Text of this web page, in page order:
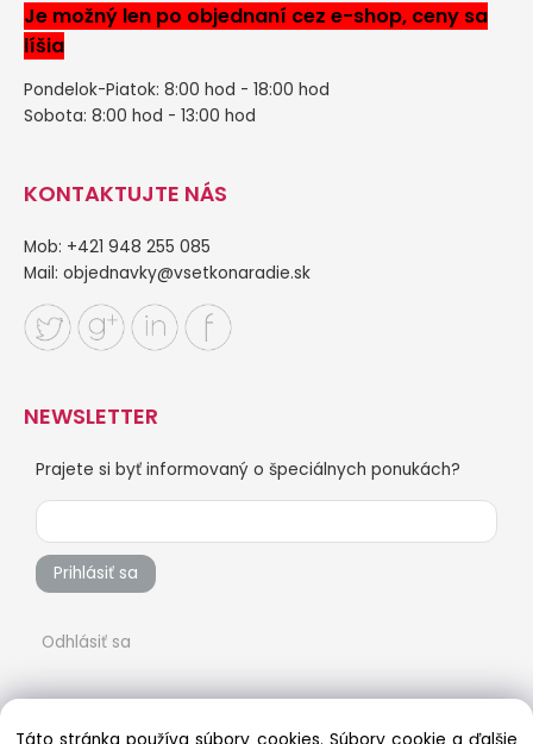
Je možný len po objednaní cez e-shop, ceny sa
líšia
Pondelok-Piatok: 8:00 hod - 18:00 hod
Sobota: 8:00 hod - 13:00 hod
KONTAKTUJTE NÁS
Mob: +421 948 255 085
Mail: objednavky@vsetkonaradie.sk
NEWSLETTER
Prajete si byť informovaný o špeciálnych ponukách?
Prihlásiť sa
Odhlásiť sa